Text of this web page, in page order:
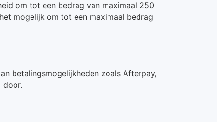
om tot een bedrag van maximaal 250
mogelijk om tot een maximaal bedrag
betalingsmogelijkheden zoals Afterpay,
door.